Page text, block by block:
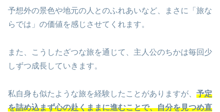
予想外の景色や地元の人とのふれあいなど、まさに「旅な
らでは」の価値を感じさせてくれます。
また、こうしたざつな旅を通じて、主人公のちかは毎回少
しずつ成長していきます。
私自身も似たような旅を経験したことがありますが、 予定
を詰め込まず心の赴くままに進むことで、自分を見つめ直